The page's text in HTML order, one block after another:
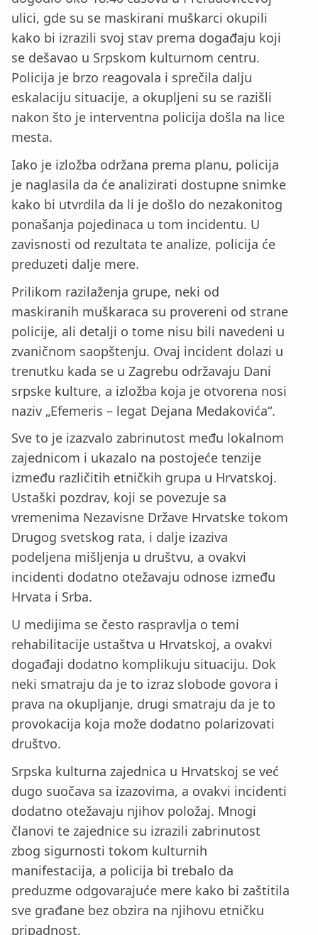
ulici, gde su se maskirani muškarci okupili
kako bi izrazili svoj stav prema događaju koji
se dešavao u Srpskom kulturnom centru.
Policija je brzo reagovala i sprečila dalju
eskalaciju situacije, a okupljeni su se razišli
nakon što je interventna policija došla na lice
mesta.
Iako je izložba održana prema planu, policija
je naglasila da će analizirati dostupne snimke
kako bi utvrdila da li je došlo do nezakonitog
ponašanja pojedinaca u tom incidentu. U
zavisnosti od rezultata te analize, policija će
preduzeti dalje mere.
Prilikom razilaženja grupe, neki od
maskiranih muškaraca su provereni od strane
policije, ali detalji o tome nisu bili navedeni u
zvaničnom saopštenju. Ovaj incident dolazi u
trenutku kada se u Zagrebu održavaju Dani
srpske kulture, a izložba koja je otvorena nosi
naziv „Efemeris – legat Dejana Medakovića“.
Sve to je izazvalo zabrinutost među lokalnom
zajednicom i ukazalo na postojeće tenzije
između različitih etničkih grupa u Hrvatskoj.
Ustaški pozdrav, koji se povezuje sa
vremenima Nezavisne Države Hrvatske tokom
Drugog svetskog rata, i dalje izaziva
podeljena mišljenja u društvu, a ovakvi
incidenti dodatno otežavaju odnose između
Hrvata i Srba.
U medijima se često raspravlja o temi
rehabilitacije ustaštva u Hrvatskoj, a ovakvi
događaji dodatno komplikuju situaciju. Dok
neki smatraju da je to izraz slobode govora i
prava na okupljanje, drugi smatraju da je to
provokacija koja može dodatno polarizovati
društvo.
Srpska kulturna zajednica u Hrvatskoj se već
dugo suočava sa izazovima, a ovakvi incidenti
dodatno otežavaju njihov položaj. Mnogi
članovi te zajednice su izrazili zabrinutost
zbog sigurnosti tokom kulturnih
manifestacija, a policija bi trebalo da
preduzme odgovarajuće mere kako bi zaštitila
sve građane bez obzira na njihovu etničku
pripadnost.